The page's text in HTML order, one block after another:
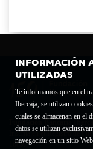
INFORMACIÓN
UTILIZADAS
Te informamos que en el
Ibercaja, se utilizan
cuales se almacenan en el
datos se utilizan
navegación en un sitio
Fundación Bancaria
Inscrita en el Registro de
1689.